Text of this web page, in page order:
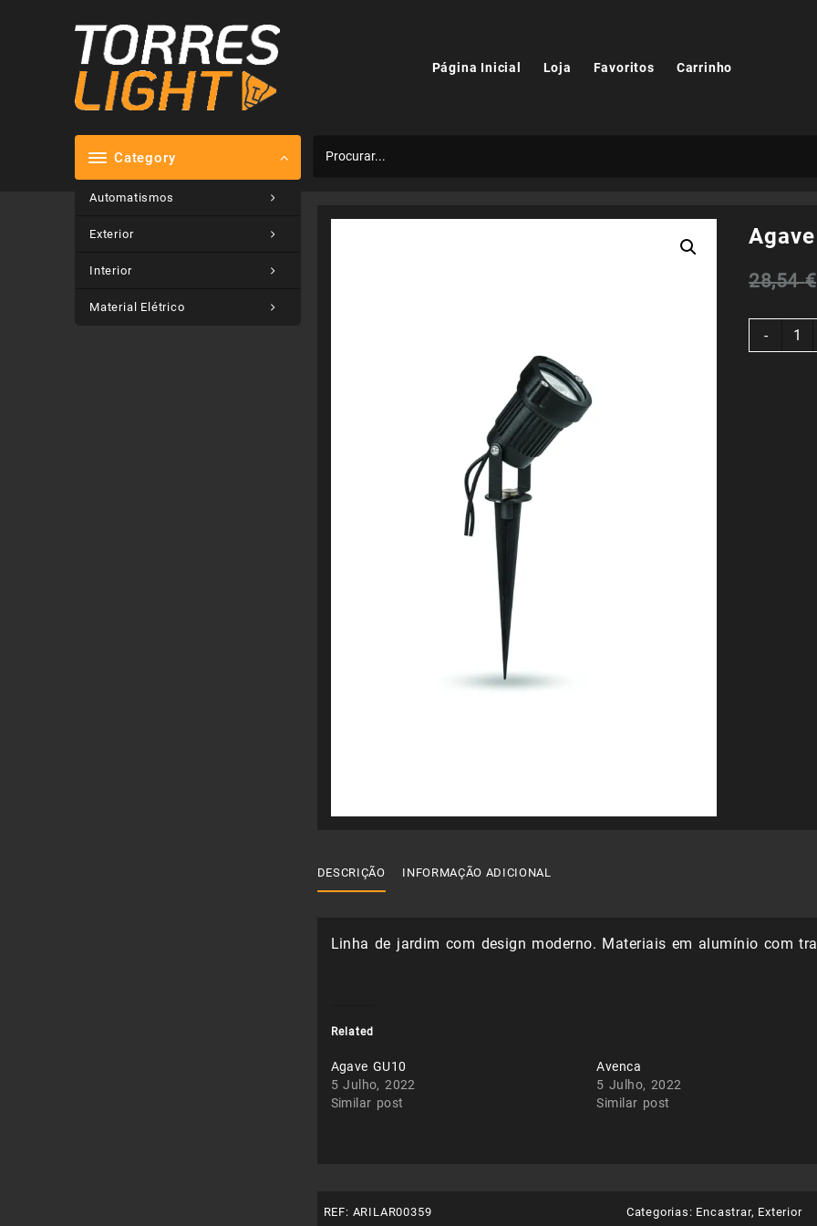
Página Inicial Loja Favoritos Carrinho
Category
Automatismos
Exterior
Interior
Material Elétrico
28,54€
-
DESCRIÇÃO INFORMAÇÃO ADICIONAL
Linha de jardim com design moderno. Materiais em alumínio com
Related
Agave GU10
5 Julho, 2022
Similar post
Avenca
5 Julho, 2022
Similar post
REF: ARILAR00359 Categorias: Encastrar, Exterior